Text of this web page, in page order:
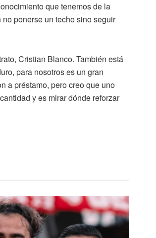
que tenemos de la
ponerse un techo sino seguir
Cristian Blanco. También está
para nosotros es un gran
a préstamo, pero creo que uno
y es mirar dónde reforzar